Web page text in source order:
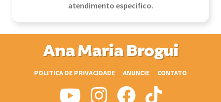
atendimento específico.
Ana Maria Brogui
POLITICA DE PRIVACIDADE ANUNCIE CONTATO